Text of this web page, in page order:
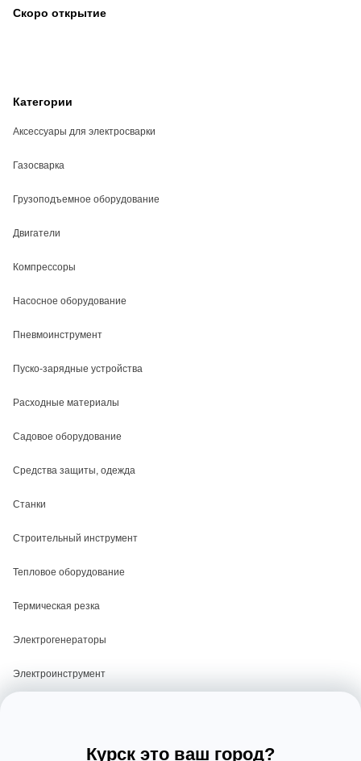
Курск это ваш город?
Скоро открытие
Категории
Аксессуары для электросварки
Газосварка
Грузоподъемное оборудование
Двигатели
Компрессоры
Насосное оборудование
Пневмоинструмент
Пуско-зарядные устройства
Расходные материалы
Садовое оборудование
Средства защиты, одежда
Станки
Строительный инструмент
Тепловое оборудование
Термическая резка
Электрогенераторы
Электроинструмент